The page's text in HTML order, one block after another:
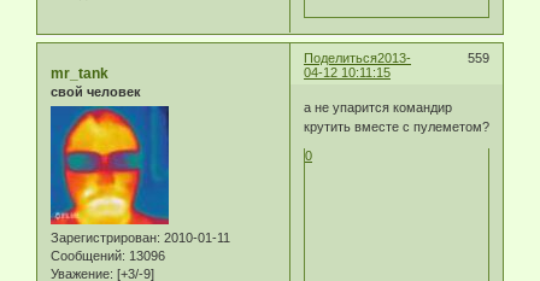
Поделиться 559
2013-
04-12 10:11:15
mr_tank
свой человек
Зарегистрирован: 2010-01-11
Сообщений: 13096
Уважение: [+3/-9]
а не упарится командир
крутить вместе с пулеметом?
0